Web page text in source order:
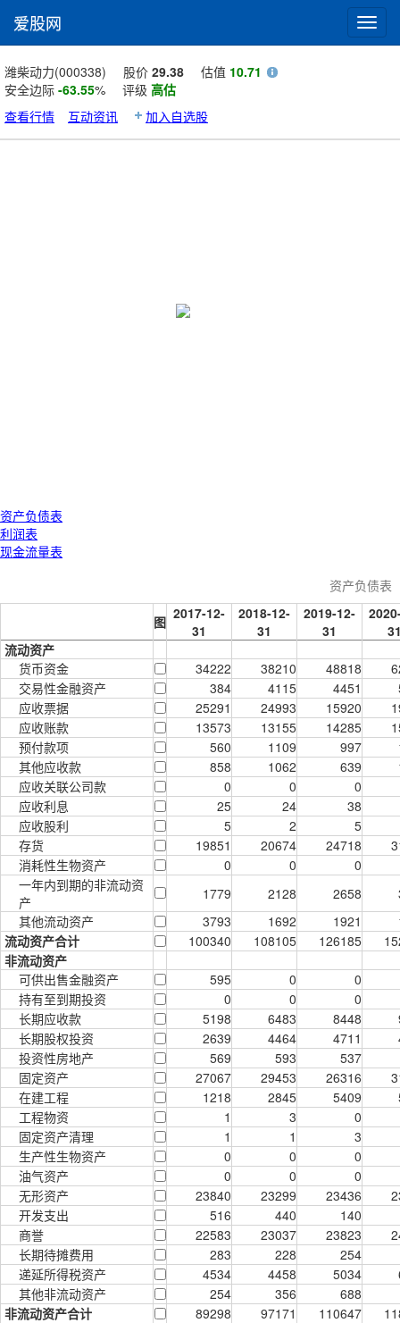
爱股网
潍柴动力(000338) 股价 29.38 估值 10.71
安全边际 -63.55% 评级 高估
查看行情
互动资讯 加入自选股
资产负债表
利润表
现金流量表
资产负债表
图 2017-12-
31
2018-12-
31
2019-12-
31
流动资产
货币资金
34222 38210 48818
交易性金融资产
384 4115 4451
应收票据
25291 24993 15920
应收账款
13573 13155 14285
预付款项
560 1109 997
其他应收款
858 1062 639
应收关联公司款
0 0
0
应收利息
25 24
38
应收股利
5 2
5
存货
19851 20674 24718
消耗性生物资产
0 0
0
一年内到期的非流动资
产
1779 2128 2658
其他流动资产
3793 1692 1921
流动资产合计
100340 108105 126185
非流动资产
可供出售金融资产
595 0
0
持有至到期投资
0 0
0
长期应收款
5198 6483 8448
长期股权投资
2639 4464 4711
投资性房地产
569 593
537
固定资产
27067 29453 26316
在建工程
1218 2845 5409
工程物资
1 3
0
固定资产清理
1 1
3
生产性生物资产
0 0
0
油气资产
0 0
0
无形资产
23840 23299 23436
开发支出
516 440
140
商誉
22583 23037 23823
长期待摊费用
283 228
254
递延所得税资产
4534 4458 5034
其他非流动资产
254 356
688
非流动资产合计
89298 97171 110647